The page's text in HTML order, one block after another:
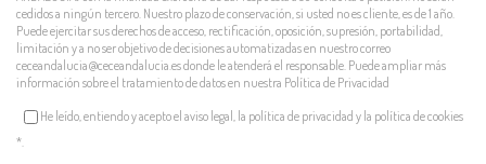
cedidos a ningún tercero. Nuestro plazo de conservación, si usted no es cliente, es de 1 año.
Puede ejercitar sus derechos de acceso, rectificación, oposición, supresión, portabilidad,
limitación y a no ser objetivo de decisiones automatizadas en nuestro correo
ceceandalucia@ceceandalucia.esdonde le atenderá el responsable. Puede ampliar más
información sobre el tratamiento de datos en nuestra Política de Privacidad
He leído, entiendo y acepto el aviso legal, la política de privacidad y la política de cookies
*.